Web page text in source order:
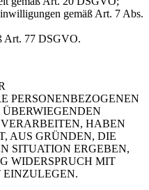
gemäß Art. 7 Abs.
Art. 77 DSGVO.
PERSONENBEZOGENEN
HABEN
AUS GRÜNDEN, DIE
SITUATION ERGEBEN,
WIDERSPRUCH MIT